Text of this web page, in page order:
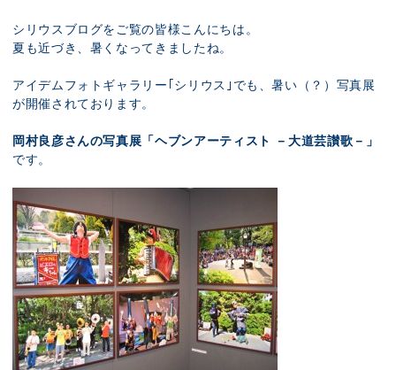
シリウスブログをご覧の皆様こんにちは。
夏も近づき、暑くなってきましたね。
アイデムフォトギャラリー｢シリウス｣でも、暑い（？）写真展
が開催されております。
岡村良彦さんの写真展「ヘブンアーティスト －大道芸讃歌－」
です。